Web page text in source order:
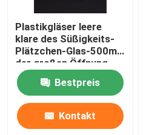
Plastikgläser leere
klare des Süßigkeits-
Plätzchen-Glas-500ml
der großen Öffnung
Nahrungsmittelmit
Schraubverschluss-
Deckeln
Bestpreis
Kontakt